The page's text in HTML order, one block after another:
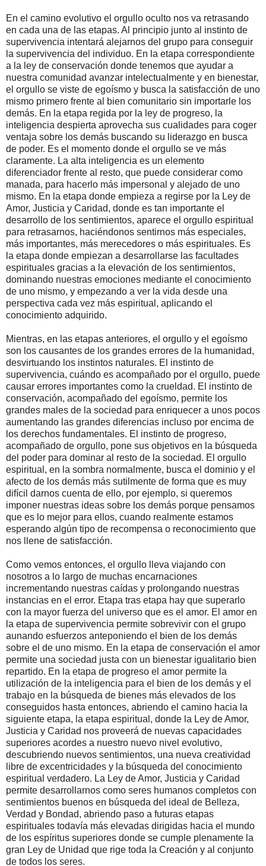
En el camino evolutivo el orgullo oculto nos va retrasando
en cada una de las etapas. Al principio junto al instinto de
supervivencia intentará alejarnos del grupo para conseguir
la supervivencia del individuo. En la etapa correspondiente
a la ley de conservación donde tenemos que ayudar a
nuestra comunidad avanzar intelectualmente y en bienestar,
el orgullo se viste de egoísmo y busca la satisfacción de uno
mismo primero frente al bien comunitario sin importarle los
demás. En la etapa regida por la ley de progreso, la
inteligencia despierta aprovecha sus cualidades para coger
ventaja sobre los demás buscando su liderazgo en busca
de poder. Es el momento donde el orgullo se ve más
claramente. La alta inteligencia es un elemento
diferenciador frente al resto, que puede considerar como
manada, para hacerlo más impersonal y alejado de uno
mismo. En la etapa donde empieza a regirse por la Ley de
Amor, Justicia y Caridad, donde es tan importante el
desarrollo de los sentimientos, aparece el orgullo espiritual
para retrasarnos, haciéndonos sentirnos más especiales,
más importantes, más merecedores o más espirituales. Es
la etapa donde empiezan a desarrollarse las facultades
espirituales gracias a la elevación de los sentimientos,
dominando nuestras emociones mediante el conocimiento
de uno mismo, y empezando a ver la vida desde una
perspectiva cada vez más espiritual, aplicando el
conocimiento adquirido.
Mientras, en las etapas anteriores, el orgullo y el egoísmo
son los causantes de los grandes errores de la humanidad,
desvirtuando los instintos naturales. El instinto de
supervivencia, cuándo es acompañado por el orgullo, puede
causar errores importantes como la crueldad. El instinto de
conservación, acompañado del egoísmo, permite los
grandes males de la sociedad para enriquecer a unos pocos
aumentando las grandes diferencias incluso por encima de
los derechos fundamentales. El instinto de progreso,
acompañado de orgullo, pone sus objetivos en la búsqueda
del poder para dominar al resto de la sociedad. El orgullo
espiritual, en la sombra normalmente, busca el dominio y el
afecto de los demás más sutilmente de forma que es muy
difícil darnos cuenta de ello, por ejemplo, si queremos
imponer nuestras ideas sobre los demás porque pensamos
que es lo mejor para ellos, cuando realmente estamos
esperando algún tipo de recompensa o reconocimiento que
nos llene de satisfacción.
Como vemos entonces, el orgullo lleva viajando con
nosotros a lo largo de muchas encarnaciones
incrementando nuestras caídas y prolongando nuestras
instancias en el error. Etapa tras etapa hay que superarlo
con la mayor fuerza del universo que es el amor. El amor en
la etapa de supervivencia permite sobrevivir con el grupo
aunando esfuerzos anteponiendo el bien de los demás
sobre el de uno mismo. En la etapa de conservación el amor
permite una sociedad justa con un bienestar igualitario bien
repartido. En la etapa de progreso el amor permite la
utilización de la inteligencia para el bien de los demás y el
trabajo en la búsqueda de bienes más elevados de los
conseguidos hasta entonces, abriendo el camino hacia la
siguiente etapa, la etapa espiritual, donde la Ley de Amor,
Justicia y Caridad nos proveerá de nuevas capacidades
superiores acordes a nuestro nuevo nivel evolutivo,
descubriendo nuevos sentimientos, una nueva creatividad
libre de excentricidades y la búsqueda del conocimiento
espiritual verdadero. La Ley de Amor, Justicia y Caridad
permite desarrollarnos como seres humanos completos con
sentimientos buenos en búsqueda del ideal de Belleza,
Verdad y Bondad, abriendo paso a futuras etapas
espirituales todavía más elevadas dirigidas hacia el mundo
de los espíritus superiores donde se cumple plenamente la
gran Ley de Unidad que rige toda la Creación y al conjunto
de todos los seres.